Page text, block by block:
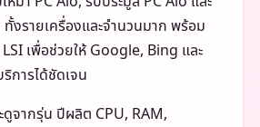
งรายเครื่องและจำนวนมาก พร้อม
เพื่อช่วยให้ Google, Bing และ
การได้ชัดเจน
ดูจากรุ่น ปีผลิต CPU, RAM,